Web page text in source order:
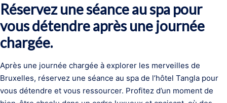
Réservez une séance au spa pour
vous détendre après une journée
chargée.
Après une journée chargée à explorer les merveilles de
Bruxelles, réservez une séance au spa de l’hôtel Tangla pour
vous détendre et vous ressourcer. Profitez d’un moment de